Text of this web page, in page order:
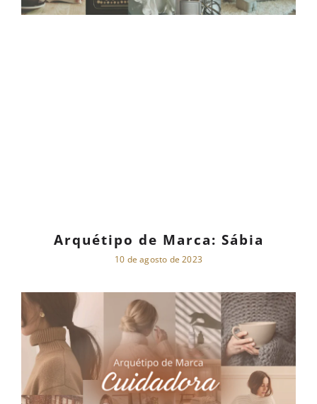
Arquétipo de Marca: Sábia
10 de agosto de 2023